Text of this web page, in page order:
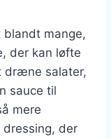
blandt mange,
der kan løfte
dræne salater,
sauce til
mere
dressing, der